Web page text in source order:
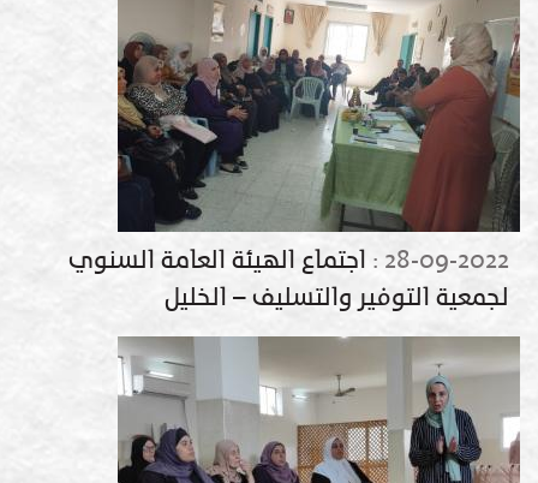
28-09-2022
: اجتماع الهيئة العامة السنوي
لجمعية التوفير والتسليف – الخليل